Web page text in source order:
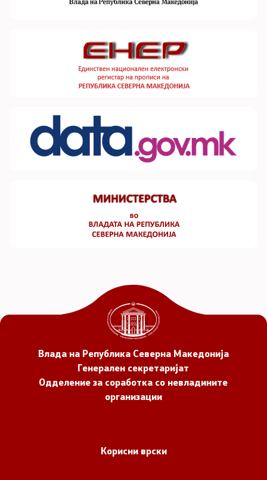
Влада на Република Северна Македонија
Генерален секретаријат
Одделение за соработка со невладините
организации
Корисни врски